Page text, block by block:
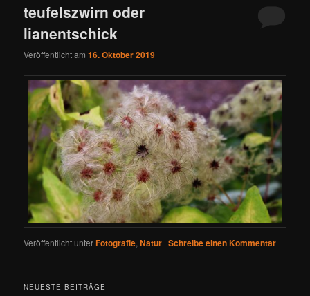
teufelszwirn oder
lianentschick
Veröffentlicht am16. Oktober 2019
Veröffentlicht unterFotografie,Natur |Schreibe einen Kommentar
NEUESTE BEITRÄGE